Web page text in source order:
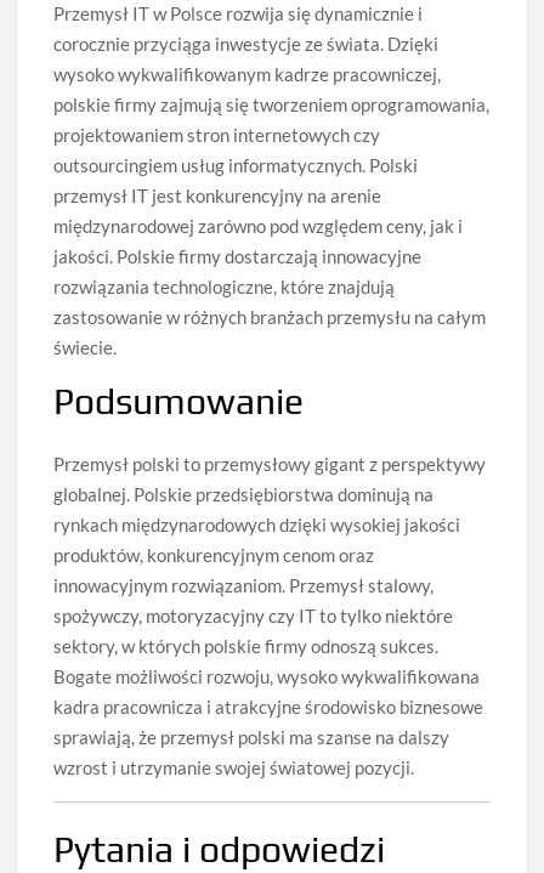
Przemysł IT w Polsce rozwija się dynamicznie i
corocznie przyciąga inwestycje ze świata. Dzięki
wysoko wykwalifikowanym kadrze pracowniczej,
polskie firmy zajmują się tworzeniem oprogramowania,
projektowaniem stron internetowych czy
outsourcingiem usług informatycznych. Polski
przemysł IT jest konkurencyjny na arenie
międzynarodowej zarówno pod względem ceny, jak i
jakości. Polskie firmy dostarczają innowacyjne
rozwiązania technologiczne, które znajdują
zastosowanie w różnych branżach przemysłu na całym
świecie.
Podsumowanie
Przemysł polski to przemysłowy gigant z perspektywy
globalnej. Polskie przedsiębiorstwa dominują na
rynkach międzynarodowych dzięki wysokiej jakości
produktów, konkurencyjnym cenom oraz
innowacyjnym rozwiązaniom. Przemysł stalowy,
spożywczy, motoryzacyjny czy IT to tylko niektóre
sektory, w których polskie firmy odnoszą sukces.
Bogate możliwości rozwoju, wysoko wykwalifikowana
kadra pracownicza i atrakcyjne środowisko biznesowe
sprawiają, że przemysł polski ma szanse na dalszy
wzrost i utrzymanie swojej światowej pozycji.
Pytania i odpowiedzi